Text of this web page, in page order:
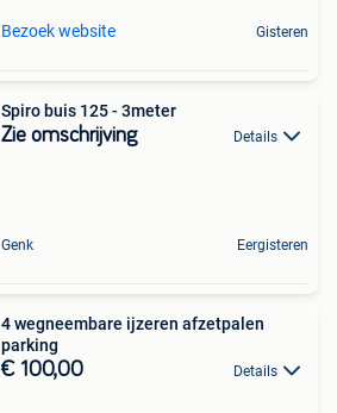
Bezoek website Gisteren
Spiro buis 125 - 3meter
Zie omschrijving Details
Genk Eergisteren
4 wegneembare ijzeren afzetpalen
parking
€ 100,00 Details